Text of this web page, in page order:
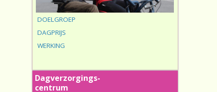
DOELGROEP
DAGPRIJS
WERKING
Dagverzorgings-
centrum